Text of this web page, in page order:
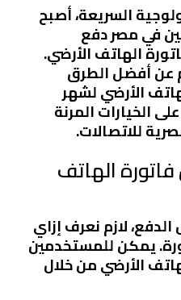
السريعة، أصبح
في مصر دفع
الهاتف الأرضي.
عن أفضل الطرق
الأرضي لشهر
على الخيارات المرنة
للاتصالات.
الهاتف
لازم نعرف إزاي
يمكن للمستخدمين
الأرضي من خلال